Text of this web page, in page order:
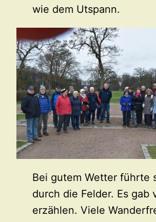
wie dem Utspann.
Bei gutem Wetter führte
durch die Felder. Es gab
erzählen. Viele